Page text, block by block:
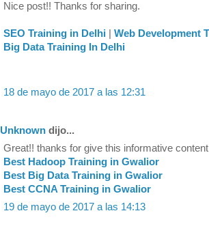
Nice post!! Thanks for sharing.
SEO Training in Delhi
Web Development
Big Data Training In Delhi
18 de mayo de 2017 a las 12:31
Unknown dijo...
Great!! thanks for give this informative
Best Hadoop Training in Gwalior
Best Big Data Training in Gwalior
Best CCNA Training in Gwalior
19 de mayo de 2017 a las 14:13